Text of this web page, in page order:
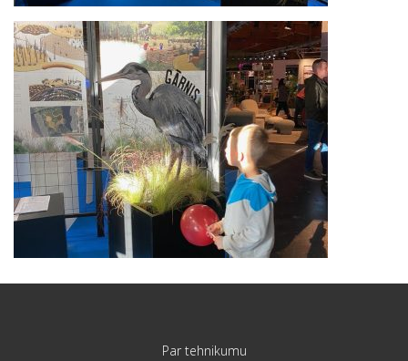
Par tehnikumu